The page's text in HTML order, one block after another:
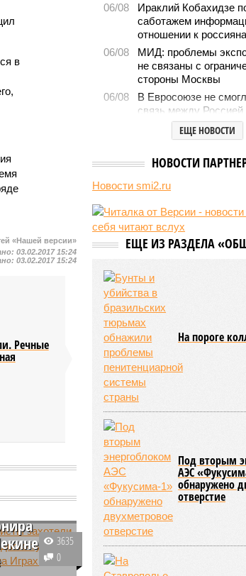
в
«Нашей версии»
03.02.2017 15:24
03.02.2017 15:24
Речные
на3635
0
06/08
Ираклий Кобахидзе
саботажем
отношении к
06/08
МИД: проблемы
не связаны с
стороны Москвы
06/08
В Евросоюзе не
связь между Россией
миграционным
Ямпольская
ведущие вузы страны
06/08
Euractiv: закрытие
экономики Финляндии
06/08
Минобрнауки осенью
решение о правилах
ЕЩЕ НОВОСТИ
НОВОСТИ
Новости smi2.ru
ЕЩЕ ИЗ РАЗДЕЛА
На пороге
Под вторым
АЭС
обнаружено
отверстие